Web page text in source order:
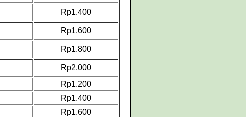
Rp1.400
Rp1.600
Rp1.800
Rp2.000
Rp1.200
Rp1.400
Rp1.600